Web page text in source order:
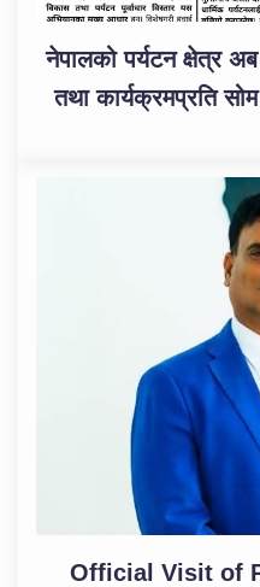
नेपालको पर्यटन क्षेत्र
तथा कार्यक्रमप्रति
Official Visit of